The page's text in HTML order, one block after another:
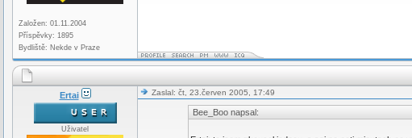
Založen: 01.11.2004
Příspěvky: 1895
Bydliště: Nekde v Praze
Ertai
Uživatel
Zaslal: čt, 23.červen 2005, 17:49
Bee_Boo napsal: